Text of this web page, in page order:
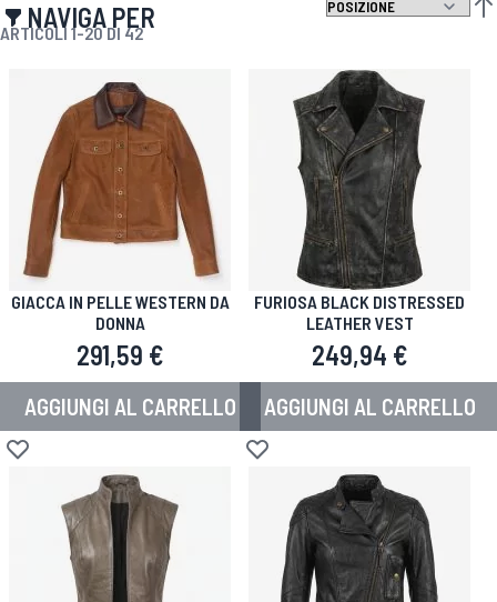
NAVIGA PER
ARTICOLI 1-20DI 42
GIACCA IN PELLE WESTERN DA
DONNA
291,59 €
AGGIUNGI AL CARRELLO
Aggiungi alla lista desideri
FURIOSA BLACK DISTRESSED
LEATHER VEST
249,94 €
AGGIUNGI AL CARRELLO
Aggiungi alla lista desideri